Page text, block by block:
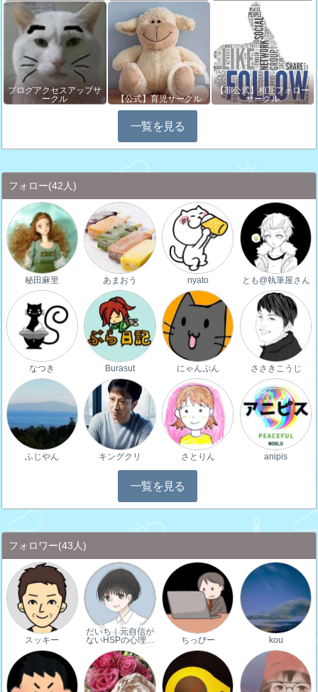
ブログアクセスアップサ
ークル
【公式】育児サークル
【非公式】相互フォロー
サークル
一覧を見る
フォロー(42人)
秘田麻里 あまおう nyato とも@執筆屋さん
なつき Burasut にゃんぷん ささきこうじ
ふじやん キングクリ さとりん anipis
一覧を見る
フォロワー(43人)
スッキー
だいち｜元自信が
ないHSPの心理…
ちっびー kou